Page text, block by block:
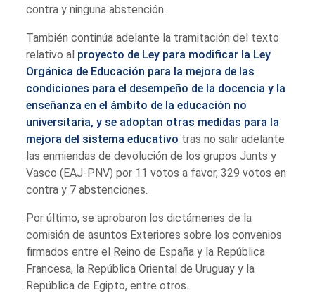
contra y ninguna abstención.
También continúa adelante la tramitación del texto
relativo al proyecto de Ley para modificar la Ley
Orgánica de Educación para la mejora de las
condiciones para el desempeño de la docencia y la
enseñanza en el ámbito de la educación no
universitaria, y se adoptan otras medidas para la
mejora del sistema educativo tras no salir adelante
las enmiendas de devolución de los grupos Junts y
Vasco (EAJ-PNV) por 11 votos a favor, 329 votos en
contra y 7 abstenciones.
Por último, se aprobaron los dictámenes de la
comisión de asuntos Exteriores sobre los convenios
firmados entre el Reino de España y la República
Francesa, la República Oriental de Uruguay y la
República de Egipto, entre otros.